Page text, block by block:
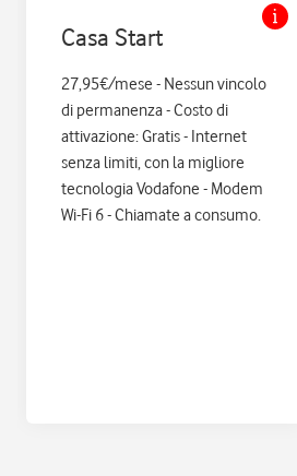
Casa Start
27,95€/mese - Nessun vincolo
di permanenza - Costo di
attivazione: Gratis - Internet
senza limiti, con la migliore
tecnologia Vodafone - Modem
Wi-Fi 6 - Chiamate a consumo.